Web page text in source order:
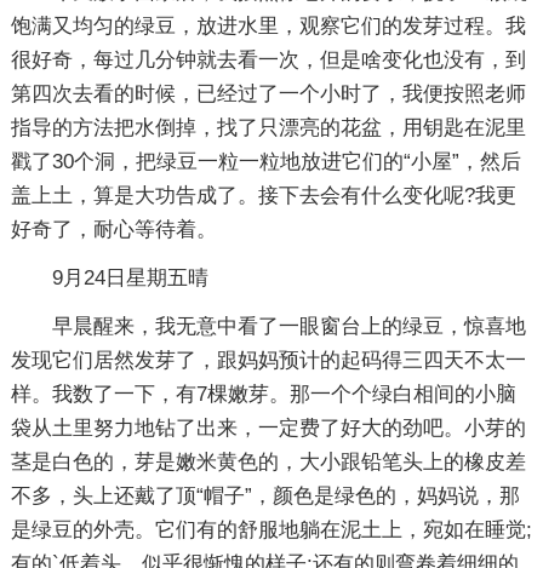
饱满又均匀的绿豆，放进水里，观察它们的发芽过程。我
很好奇，每过几分钟就去看一次，但是啥变化也没有，到
第四次去看的时候，已经过了一个小时了，我便按照老师
指导的方法把水倒掉，找了只漂亮的花盆，用钥匙在泥里
戳了30个洞，把绿豆一粒一粒地放进它们的“小屋”，然后
盖上土，算是大功告成了。接下去会有什么变化呢?我更
好奇了，耐心等待着。
9月24日星期五晴
早晨醒来，我无意中看了一眼窗台上的绿豆，惊喜地
发现它们居然发芽了，跟妈妈预计的起码得三四天不太一
样。我数了一下，有7棵嫩芽。那一个个绿白相间的小脑
袋从土里努力地钻了出来，一定费了好大的劲吧。小芽的
茎是白色的，芽是嫩米黄色的，大小跟铅笔头上的橡皮差
不多，头上还戴了顶“帽子”，颜色是绿色的，妈妈说，那
是绿豆的外壳。它们有的舒服地躺在泥土上，宛如在睡觉;